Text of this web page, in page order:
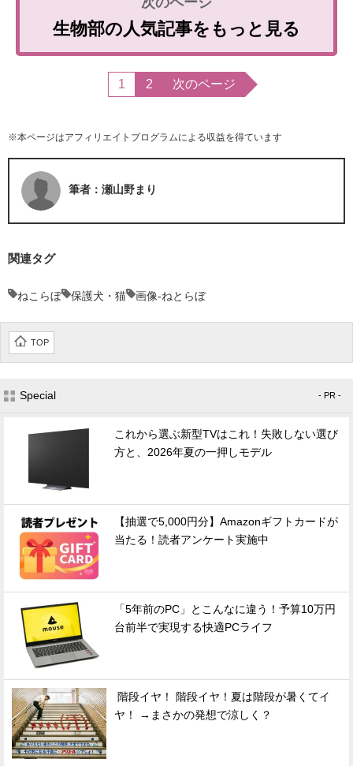
生物部の人気記事をもっと見る
1 2 次のページ
※本ページはアフィリエイトプログラムによる収益を得ています
筆者：瀬山野まり
関連タグ
ねこらぼ 保護犬・猫 画像-ねとらぼ
TOP
Special - PR -
これから選ぶ新型TVはこれ！失敗しない選び
方と、2026年夏の一押しモデル
【抽選で5,000円分】Amazonギフトカードが
当たる！読者アンケート実施中
「5年前のPC」とこんなに違う！予算10万円
台前半で実現する快適PCライフ
階段イヤ！ 階段イヤ！夏は階段が暑くてイ
ヤ！ →まさかの発想で涼しく？